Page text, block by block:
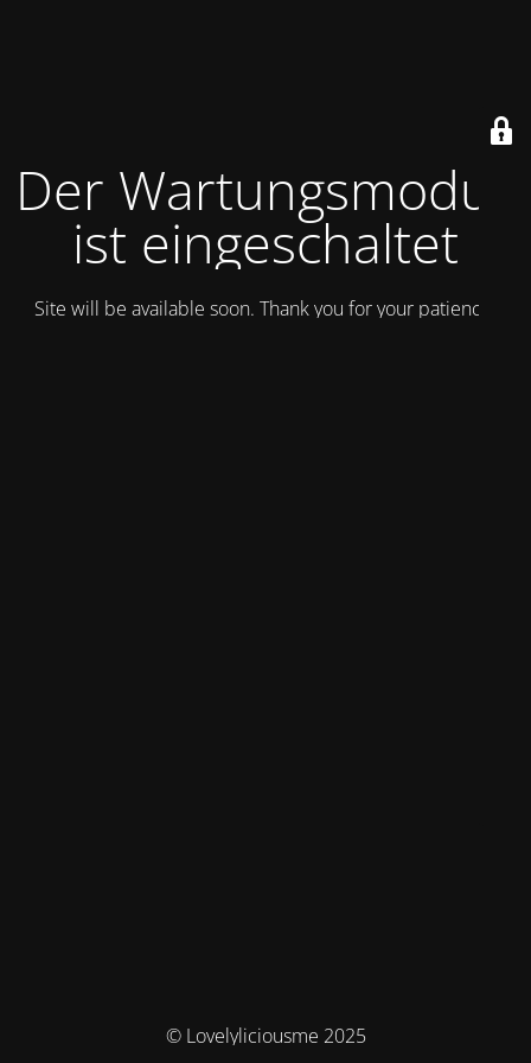
Der Wartungsmodus
ist eingeschaltet
Site will be available soon. Thank you for your patience!
© Lovelyliciousme 2025